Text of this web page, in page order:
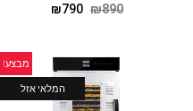
₪890
₪790
מבצע!
המלאי אזל